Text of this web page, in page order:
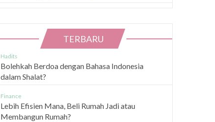
TERBARU
Hadits
Bolehkah Berdoa dengan Bahasa Indonesia
dalam Shalat?
Finance
Lebih Efisien Mana, Beli Rumah Jadi atau
Membangun Rumah?